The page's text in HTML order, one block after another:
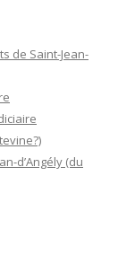
de Saint-Jean-
d’Angély (du